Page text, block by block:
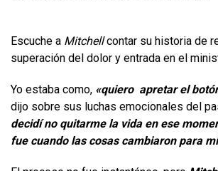
Escuche a Mitchellcontar su historia de
superación del dolor y entrada en el
Yo estaba como, «quiero apretar el
dijo sobre sus luchas emocionales del
decidí no quitarme la vida en ese
fue cuando las cosas cambiaron para